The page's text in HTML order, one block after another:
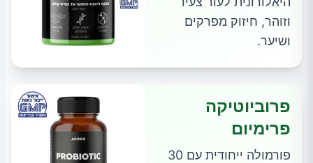
וזוהר, חיזוק מפרקים
ושיער.
פרוביוטיקה
פרימיום
פורמולה ייחודית עם 30